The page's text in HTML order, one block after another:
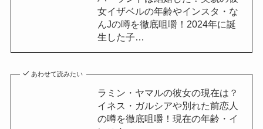
女イザベルの年齢やインスタ・な
んJの噂を徹底咀嚼！2024年に誕
生した子…
あわせて読みたい
ラミン・ヤマルの彼女の現在は？
イネス・ガルシアや別れた前恋人
の噂を徹底咀嚼！現在の年齢・イ